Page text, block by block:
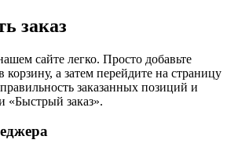
заказ
сайте легко. Просто добавьте
а затем перейдите на страницу
заказанных позиций и
«Быстрый заказ».